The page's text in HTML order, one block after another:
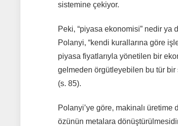
sistemine çekiyor.
Peki, “piyasa ekonomisi” nedir ya
Polanyi, “kendi kurallarına göre
piyasa fiyatlarıyla yönetilen bir
gelmeden örgütleyebilen bu tür
(s. 85).
Polanyi’ye göre, makinalı
özünün metalara